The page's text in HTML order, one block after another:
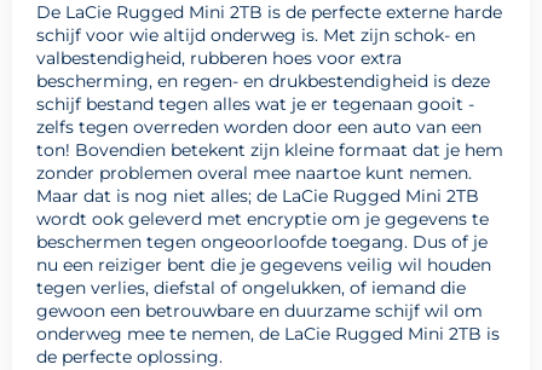
De LaCie Rugged Mini 2TB is de perfecte externe harde
schijf voor wie altijd onderweg is. Met zijn schok- en
valbestendigheid, rubberen hoes voor extra
bescherming, en regen- en drukbestendigheid is deze
schijf bestand tegen alles wat je er tegenaan gooit -
zelfs tegen overreden worden door een auto van een
ton! Bovendien betekent zijn kleine formaat dat je hem
zonder problemen overal mee naartoe kunt nemen.
Maar dat is nog niet alles; de LaCie Rugged Mini 2TB
wordt ook geleverd met encryptie om je gegevens te
beschermen tegen ongeoorloofde toegang. Dus of je
nu een reiziger bent die je gegevens veilig wil houden
tegen verlies, diefstal of ongelukken, of iemand die
gewoon een betrouwbare en duurzame schijf wil om
onderweg mee te nemen, de LaCie Rugged Mini 2TB is
de perfecte oplossing.